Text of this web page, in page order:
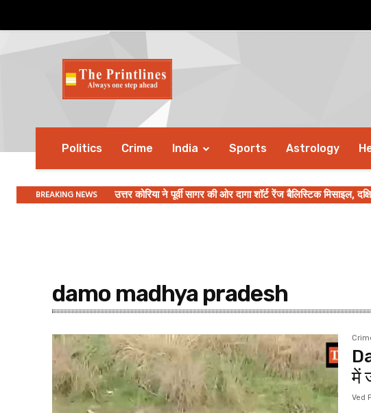
Politics Crime India Sports Astrology
BREAKING NEWS उत्तर कोरिया ने पूर्वी सागर की ओर दागा शॉर्ट रेंज बैलिस्टिक मिसाइल,
damo madhya pradesh
में
Ved